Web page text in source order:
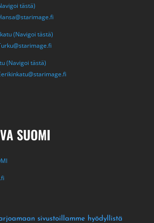
tästä)
(Navigoi tästä)
(Navigoi tästä)
SUOMI
sivustoillamme hyödyllistä